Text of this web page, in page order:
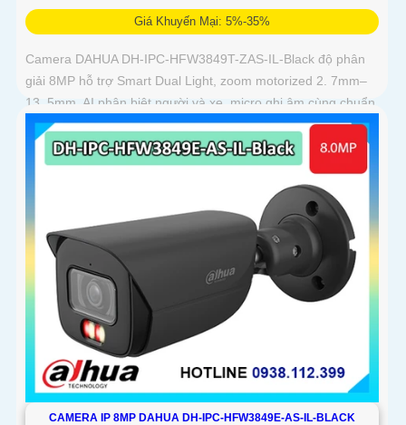
Giá Khuyến Mại: 5%-35%
Camera DAHUA DH-IPC-HFW3849T-ZAS-IL-Black độ phân
giải 8MP hỗ trợ Smart Dual Light, zoom motorized 2. 7mm–
13. 5mm, AI phân biệt người và xe, micro ghi âm cùng chuẩn
IP67 chống bụi nước
CAMERA IP 8MP DAHUA DH-IPC-HFW3849E-AS-IL-BLACK